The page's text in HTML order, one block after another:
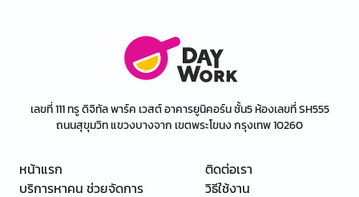
เลขที่ 111 ทรู ดิจิทัล พาร์ค เวสต์ อาคารยูนิคอร์น ชั้น5 ห้องเลขที่ SH555
ถนนสุขุมวิท แขวงบางจาก เขตพระโขนง กรุงเทพ 10260
หน้าแรก
บริการหาคน ช่วยจัดการ
ติดต่อเรา
วิธีใช้งาน